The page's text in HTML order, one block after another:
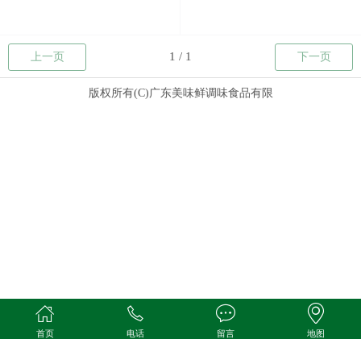
上一页 下一页
版权所有(C)广东美味鲜调味食品有限
首页 电话 留言 地图